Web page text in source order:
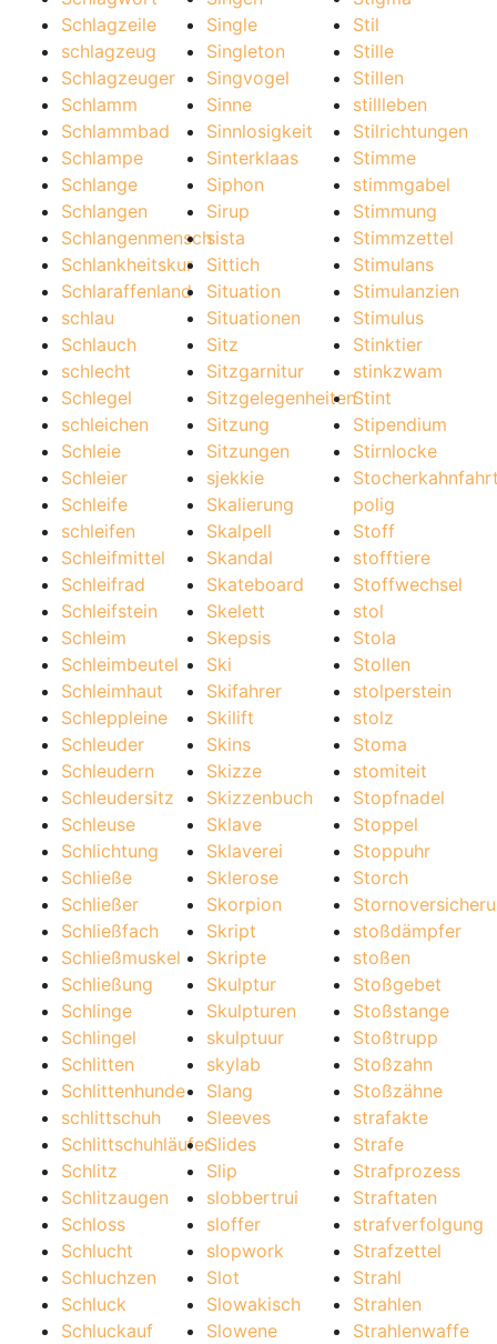
Schlagzeile
schlagzeug
Schlagzeuger
Schlamm
Schlammbad
Schlampe
Schlange
Schlangen
Schlangenmensch
Schlankheitskur
Schlaraffenland
schlau
Schlauch
schlecht
Schlegel
schleichen
Schleie
Schleier
Schleife
schleifen
Schleifmittel
Schleifrad
Schleifstein
Schleim
Schleimbeutel
Schleimhaut
Schleppleine
Schleuder
Schleudern
Schleudersitz
Schleuse
Schlichtung
Schließe
Schließer
Schließfach
Schließmuskel
Schließung
Schlinge
Schlingel
Schlitten
Schlittenhunde
schlittschuh
Schlittschuhläufer
Schlitz
Schlitzaugen
Schloss
Schlucht
Schluchzen
Schluck
Schluckauf
Single
Singleton
Singvogel
Sinne
Sinnlosigkeit
Sinterklaas
Siphon
Sirup
sista
Sittich
Situation
Situationen
Sitz
Sitzgarnitur
Sitzgelegenheiten
Sitzung
Sitzungen
sjekkie
Skalierung
Skalpell
Skandal
Skateboard
Skelett
Skepsis
Ski
Skifahrer
Skilift
Skins
Skizze
Skizzenbuch
Sklave
Sklaverei
Sklerose
Skorpion
Skript
Skripte
Skulptur
Skulpturen
skulptuur
skylab
Slang
Sleeves
Slides
Slip
slobbertrui
sloffer
slopwork
Slot
Slowakisch
Slowene
Stil
Stille
Stillen
stillleben
Stilrichtungen
Stimme
stimmgabel
Stimmung
Stimmzettel
Stimulans
Stimulanzien
Stimulus
Stinktier
stinkzwam
Stint
Stipendium
Stirnlocke
polig
Stoff
stofftiere
Stoffwechsel
stol
Stola
Stollen
stolperstein
stolz
Stoma
stomiteit
Stopfnadel
Stoppel
Stoppuhr
Storch
stoßdämpfer
stoßen
Stoßgebet
Stoßstange
Stoßtrupp
Stoßzahn
Stoßzähne
strafakte
Strafe
Strafprozess
Straftaten
strafverfolgung
Strafzettel
Strahl
Strahlen
Strahlenwaffe